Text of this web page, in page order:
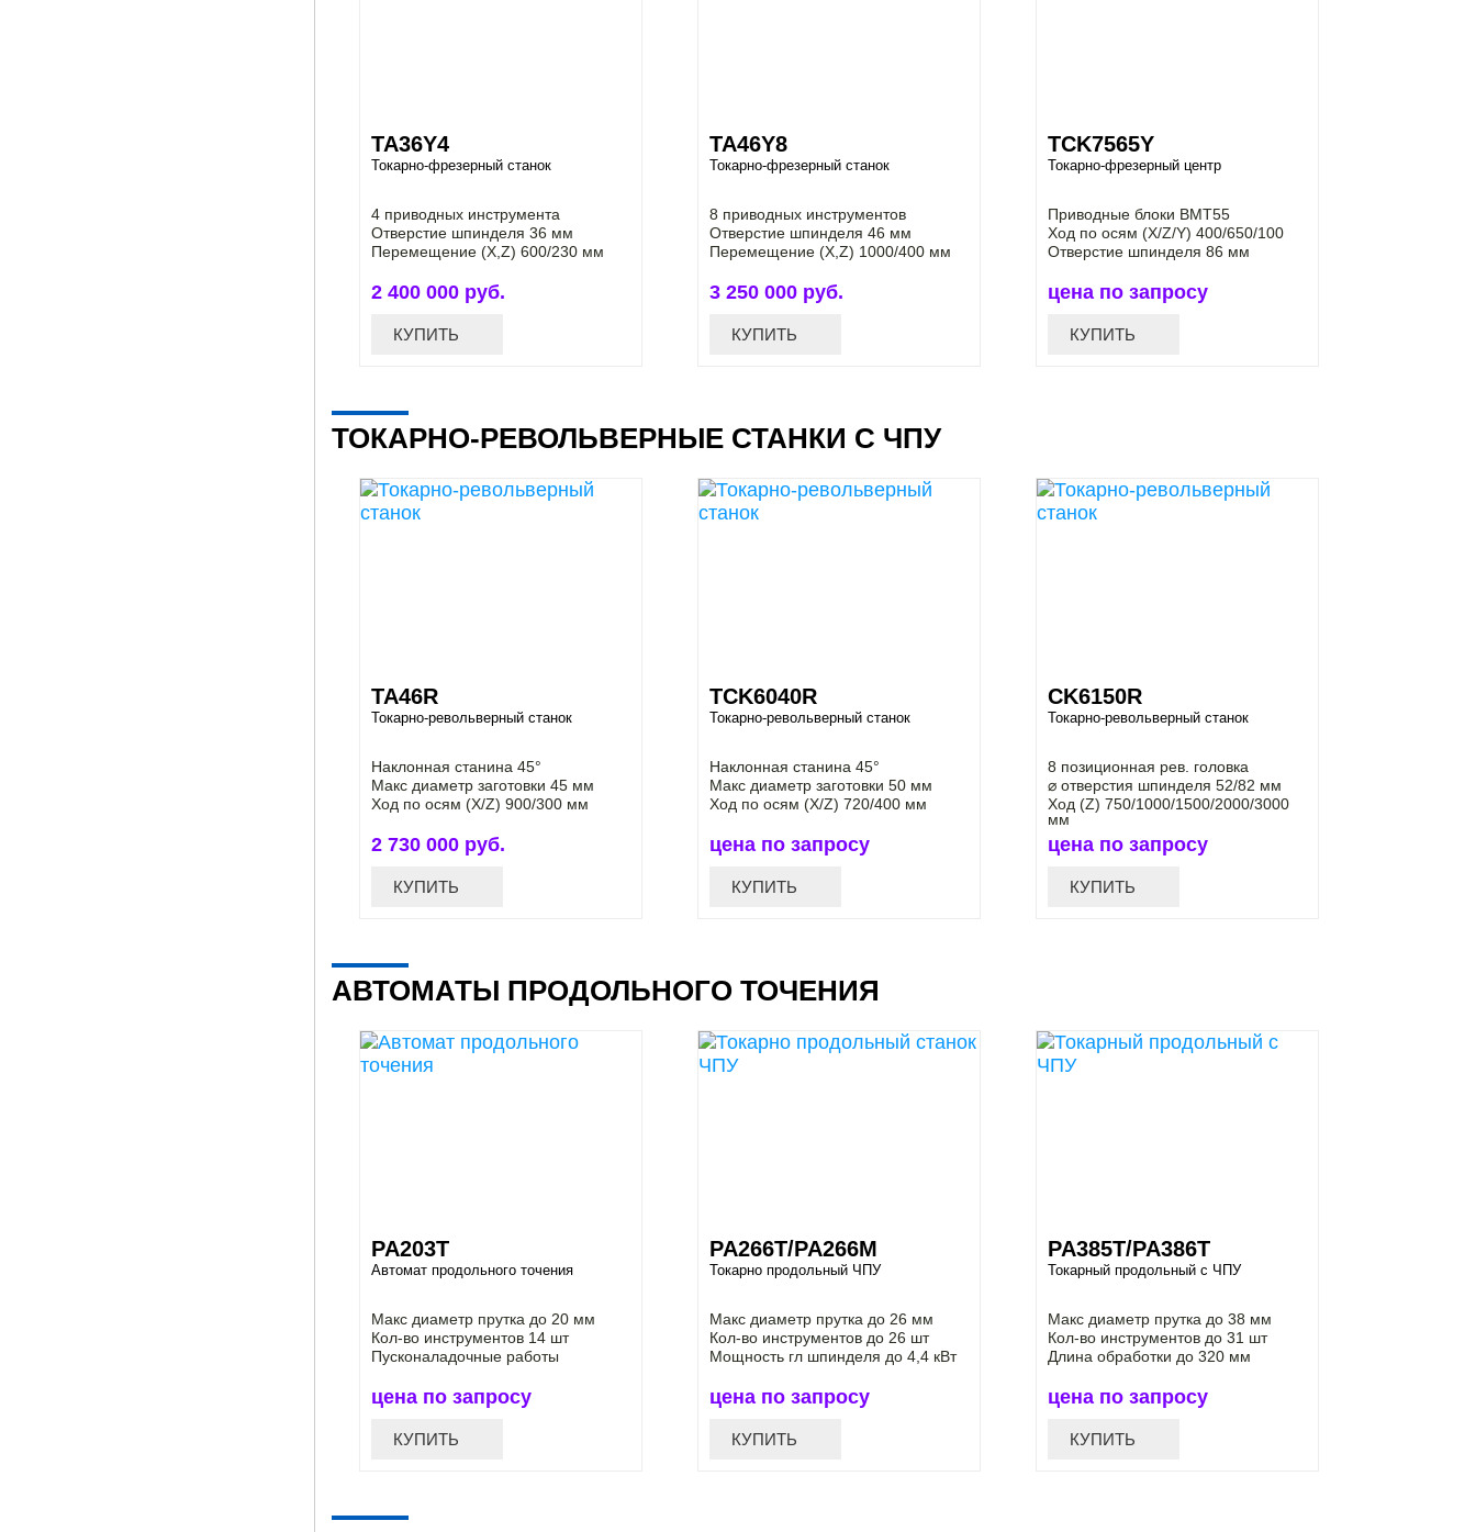
ТА36Y4
4 приводных инструмента
Отверстие шпинделя 36 мм
Перемещение (X,Z) 600/230 мм
Токарно-фрезерный станок
2 400 000 руб.
КУПИТЬ
ТА46Y8
8 приводных инструментов
Отверстие шпинделя 46 мм
Перемещение (X,Z) 1000/400 мм
Токарно-фрезерный станок
3 250 000 руб.
КУПИТЬ
TCK7565Y
Приводные блоки BMT55
Ход по осям (X/Z/Y) 400/650/100
Отверстие шпинделя 86 мм
Токарно-фрезерный центр
цена по запросу
КУПИТЬ
ТОКАРНО-РЕВОЛЬВЕРНЫЕ СТАНКИ С ЧПУ
TA46R
Наклонная станина 45°
Макс диаметр заготовки 45 мм
Ход по осям (X/Z) 900/300 мм
Токарно-револьверный станок
2 730 000 руб.
КУПИТЬ
TCK6040R
Наклонная станина 45°
Макс диаметр заготовки 50 мм
Ход по осям (X/Z) 720/400 мм
Токарно-револьверный станок
цена по запросу
КУПИТЬ
CK6150R
8 позиционная рев. головка
⌀ отверстия шпинделя 52/82 мм
Ход (Z) 750/1000/1500/2000/3000
мм
Токарно-револьверный станок
цена по запросу
КУПИТЬ
АВТОМАТЫ ПРОДОЛЬНОГО ТОЧЕНИЯ
PA203T
Макс диаметр прутка до 20 мм
Кол-во инструментов 14 шт
Пусконаладочные работы
Автомат продольного точения
цена по запросу
КУПИТЬ
PA266T/PA266M
Макс диаметр прутка до 26 мм
Кол-во инструментов до 26 шт
Мощность гл шпинделя до 4,4 кВт
Токарно продольный ЧПУ
цена по запросу
КУПИТЬ
PA385T/PA386T
Макс диаметр прутка до 38 мм
Кол-во инструментов до 31 шт
Длина обработки до 320 мм
Токарный продольный с ЧПУ
цена по запросу
КУПИТЬ